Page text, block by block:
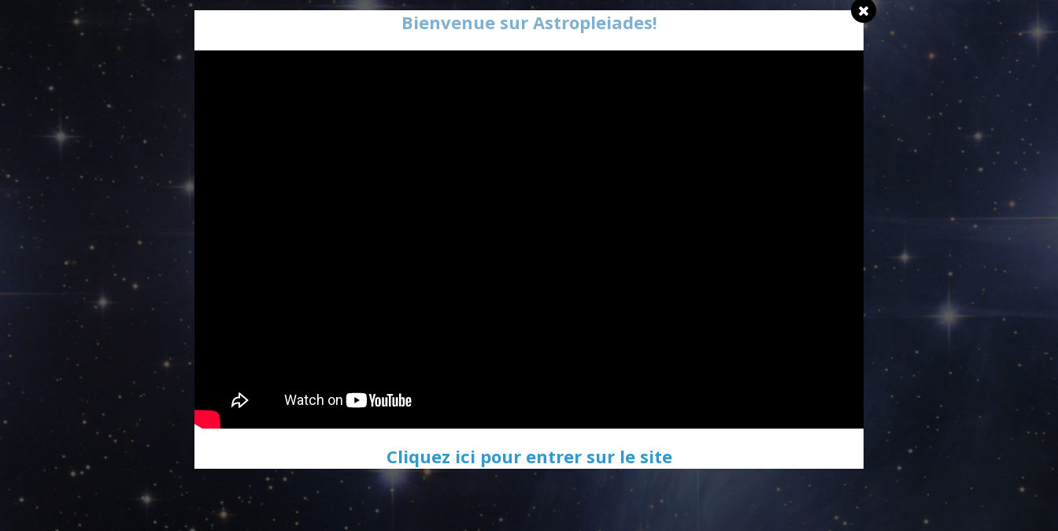
Bienvenue sur Astropleiades!
Cliquez ici pour entrer sur le site